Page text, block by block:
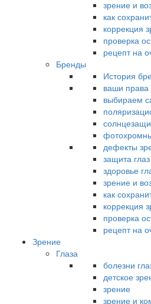
зрение и
как
коррекция
проверка
рецепт на
Бренды
История
ваши права
выбираем
дефекты
защита
здоровье
зрение и
как
коррекция
проверка
рецепт на
Зрение
Глаза
болезни
детское
зрение
зрение и